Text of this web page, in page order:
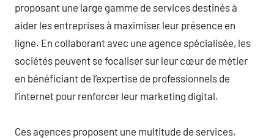
proposant une large gamme de services destinés à
aider les entreprises à maximiser leur présence en
ligne. En collaborant avec une agence spécialisée, les
sociétés peuvent se focaliser sur leur cœur de métier
en bénéficiant de l’expertise de professionnels de
l’internet pour renforcer leur marketing digital.
Ces agences proposent une multitude de services,